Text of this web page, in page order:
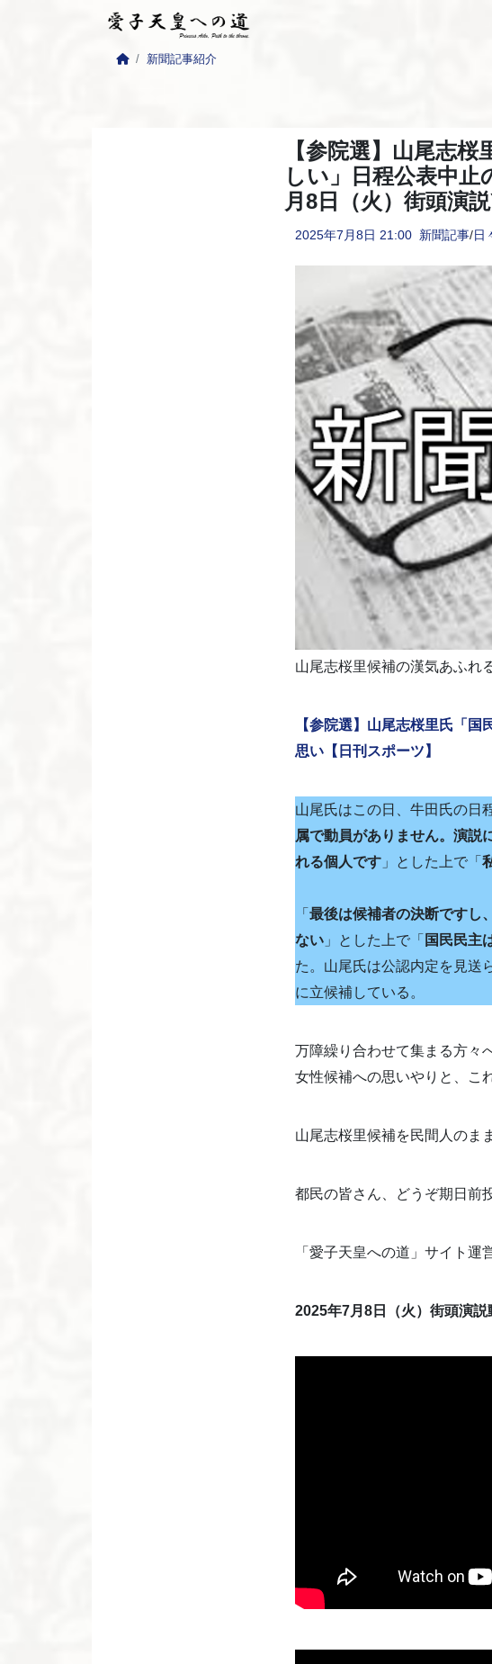
新聞記事紹介
【参院選】山尾志
しい」日程公表中
月8日（火）街頭演
2025年7月8日 21:00 新聞記事/日
山尾志桜里候補の漢気あふれ
【参院選】山尾志桜里氏「
思い【日刊スポーツ】
山尾氏はこの日、牛田氏の日
属で動員がありません。演説
れる個人です 」とした上で「
「 最後は候補者の決断ですし
ない 」とした上で「 国民民主
た。山尾氏は公認内定を見送
に立候補している。
万障繰り合わせて集まる方々
女性候補への思いやりと、こ
山尾志桜里候補を民間人のま
都民の皆さん、どうぞ期日前
「愛子天皇への道」サイト
2025年7月8日（火）街頭演説